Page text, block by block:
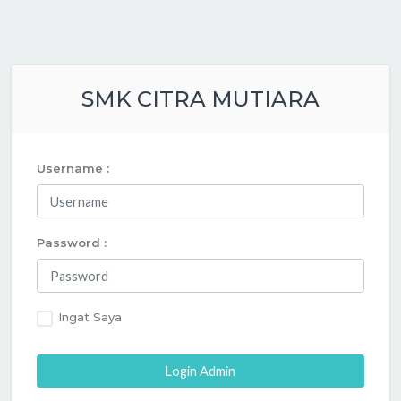
SMK CITRA MUTIARA
Username :
Password :
Ingat Saya
Login Admin